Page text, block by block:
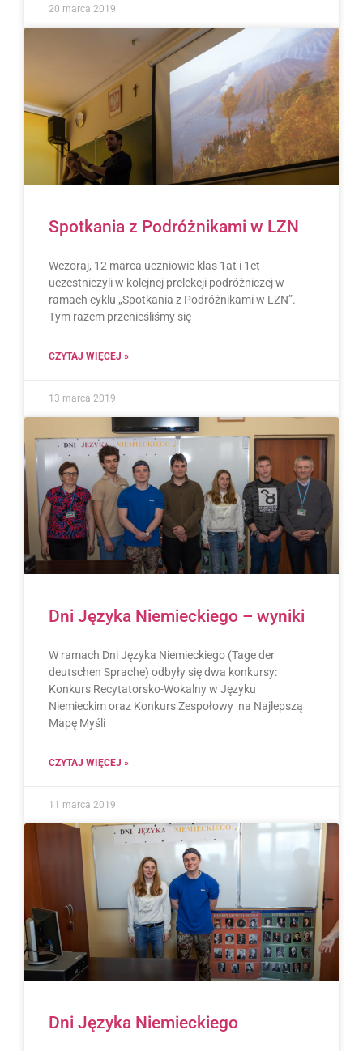
20 marca 2019
Spotkania z Podróżnikami w LZN
Wczoraj, 12 marca uczniowie klas 1at i 1ct
uczestniczyli w kolejnej prelekcji podróżniczej w
ramach cyklu „Spotkania z Podróżnikami w LZN”.
Tym razem przenieśliśmy się
CZYTAJ WIĘCEJ »
13 marca 2019
Dni Języka Niemieckiego – wyniki
W ramach Dni Języka Niemieckiego (Tage der
deutschen Sprache) odbyły się dwa konkursy:
Konkurs Recytatorsko-Wokalny w Języku
Niemieckim oraz Konkurs Zespołowy na Najlepszą
Mapę Myśli
CZYTAJ WIĘCEJ »
11 marca 2019
Dni Języka Niemieckiego